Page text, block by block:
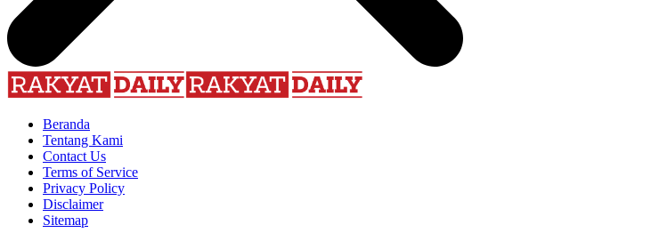
Beranda
Tentang Kami
Contact Us
Terms of Service
Privacy Policy
Disclaimer
Sitemap